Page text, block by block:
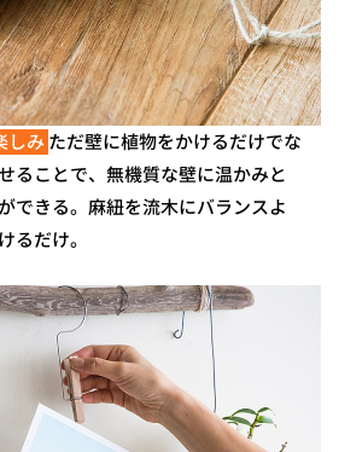
しみ ただ壁に植物をかけるだけでな
ることで、無機質な壁に温かみと
できる。麻紐を流木にバランスよ
るだけ。